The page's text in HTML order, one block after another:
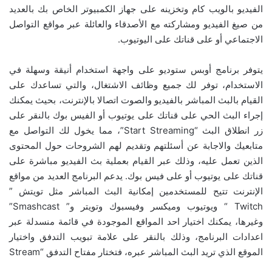
الفيديو بالويب كام وتخزينه على جهاز الكمبيوتر الخاص بك بالعديد
من صيغ الفيديو ومشاركته مع الأصدقاء والعائلة عبر مواقع التواصل
الاجتماعي أو على قناتك على اليوتيوب.
يتوفر برنامج أوبس ستوديو على واجهة استخدام أنيقة وسهلة في
الاستخدام، توفر لك جميع وظائف الاشتغال، والتي تساعدك على
القيام بالبث المباشر بالفيديو والصوت اتصالا بالإنترنت، بحيث يمكنك
إجراء البث الحي على قناتك على يوتيوب أو الفيس بوك بالنقر على
زر انطلاق البث “Start Streaming”، مما يخول لك التواصل مع
متابعيك والاجابة عن أسئلتهم وتقديم لهم الشروحات حول المحتوى
الذين تعمل عليه، وذلك عبر القيام بعملية بث الفيديو مباشرة على
قناتك على يوتيوب أو على فيس بوك. يدعم البرنامج العديد من مواقع
الإنترنت تتيح للمستخدمين إمكانية البث المباشر مثل تويتش ”
Twitch “ ويوتيوب وميكسر وفيسبوك وتويتر و” Smashcast”
وغيرها، يمكنك اختيار احد المواقع الموجودة في قائمة منسدلة عبر
اعدادات البرنامج، وذلك بالنقر على علامة تبويب التدفق واختيار
الموقع الذي تريد البث المباشر عبره، فتختار مفتاح التدفق “Stream